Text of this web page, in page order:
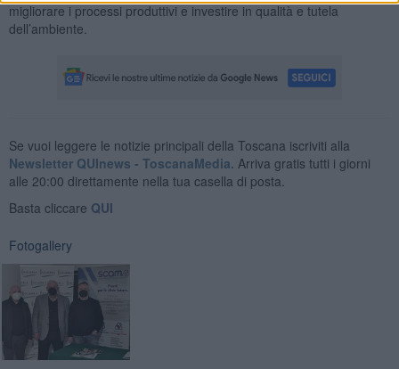
migliorare i processi produttivi e investire in qualità e tutela
dell’ambiente.
Se vuoi leggere le notizie principali della Toscana iscriviti alla
Newsletter QUInews - ToscanaMedia. Arriva gratis tutti i giorni
alle 20:00 direttamente nella tua casella di posta.
Basta cliccare QUI
Fotogallery